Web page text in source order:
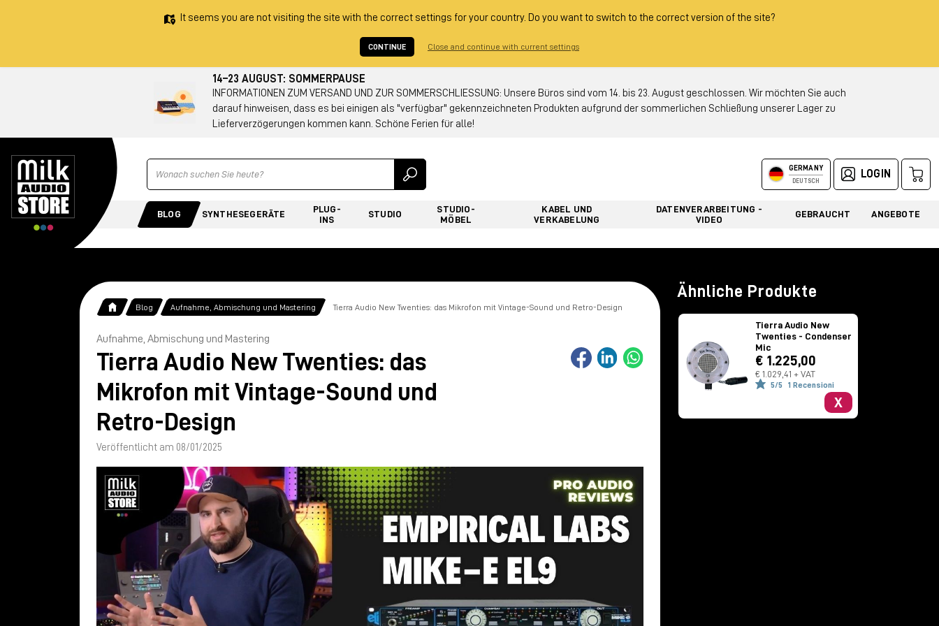
It seems you are not visiting the site with the correct settings for your country. Do you want to switch to the correct version of the site?
CONTINUE Close and continue with current settings
14–23 AUGUST: SOMMERPAUSE
INFORMATIONEN ZUM VERSAND UND ZUR SOMMERSCHLIESSUNG: Unsere Büros sind vom 14. bis 23. August geschlossen. Wir möchten Sie auch
darauf hinweisen, dass es bei einigen als "verfügbar" gekennzeichneten Produkten aufgrund der sommerlichen Schließung unserer Lager zu
Lieferverzögerungen kommen kann. Schöne Ferien für alle!
Ricerca GERMANY
DEUTSCH
LOGIN
BLOG SYNTHESEGERÄTE
PLUG-
INS
STUDIO
STUDIO-
MÖBEL
KABEL UND
VERKABELUNG
DATENVERARBEITUNG -
VIDEO
GEBRAUCHT ANGEBOTE
Blog Aufnahme, Abmischung und Mastering Tierra Audio New Twenties: das Mikrofon mit Vintage-Sound und Retro-Design
Aufnahme, Abmischung und Mastering
Tierra Audio New Twenties: das
Mikrofon mit Vintage-Sound und
Retro-Design
Veröffentlicht am 08/01/2025
Ähnliche Produkte
Tierra Audio New
Twenties - Condenser
Mic
€ 1.225,00
€ 1.029,41 + VAT
5/5 1 Recensioni
X